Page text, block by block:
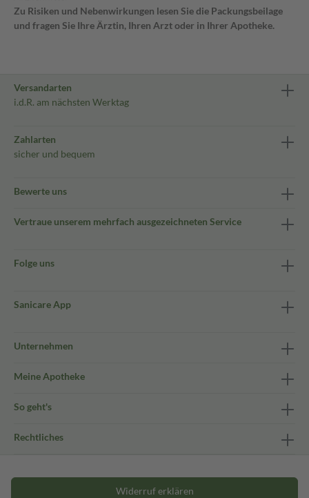
Zu Risiken und Nebenwirkungen lesen Sie die Packungsbeilage
und fragen Sie Ihre Ärztin, Ihren Arzt oder in Ihrer Apotheke.
Versandarten
i.d.R. am nächsten Werktag
Zahlarten
sicher und bequem
Bewerte uns
Vertraue unserem mehrfach ausgezeichneten Service
Folge uns
Sanicare App
Unternehmen
Meine Apotheke
So geht's
Rechtliches
Widerruf erklären